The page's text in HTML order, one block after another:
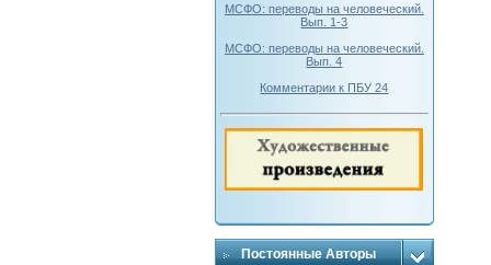
МСФО: переводы на человеческий.
Вып. 1-3
МСФО: переводы на человеческий.
Вып. 4
Комментарии к ПБУ 24
Постоянные Авторы